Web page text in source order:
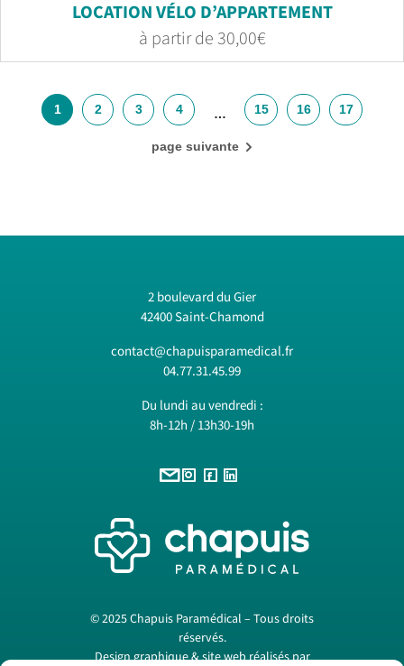
LOCATION VÉLO D’APPARTEMENT
30,00€
1 2 3 4 … 15 16 17
page suivante
2 boulevard du Gier
42400 Saint-Chamond
contact@chapuisparamedical.fr
04.77.31.45.99
Du lundi au vendredi :
8h-12h / 13h30-19h
© 2025 Chapuis Paramédical – Tous droits
réservés.
Design graphique & site web réalisés par